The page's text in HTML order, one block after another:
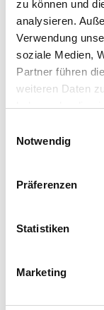
zu können und
analysieren.
Verwendung
soziale Medien,
Partner führen
weiteren Daten
haben oder die
Notwendig
Präferenzen
Statistiken
Marketing
verwendbar
sicherer
optimale
emaillierte
Detail MOON 55